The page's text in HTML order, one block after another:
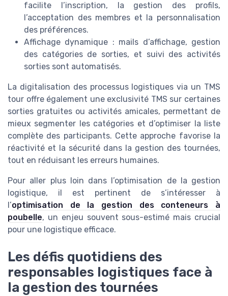
facilite l’inscription, la gestion des profils,
l’acceptation des membres et la personnalisation
des préférences.
Affichage dynamique : mails d’affichage, gestion
des catégories de sorties, et suivi des activités
sorties sont automatisés.
La digitalisation des processus logistiques via un TMS
tour offre également une exclusivité TMS sur certaines
sorties gratuites ou activités amicales, permettant de
mieux segmenter les catégories et d’optimiser la liste
complète des participants. Cette approche favorise la
réactivité et la sécurité dans la gestion des tournées,
tout en réduisant les erreurs humaines.
Pour aller plus loin dans l’optimisation de la gestion
logistique, il est pertinent de s’intéresser à
l’optimisation de la gestion des conteneurs à
poubelle, un enjeu souvent sous-estimé mais crucial
pour une logistique efficace.
Les défis quotidiens des
responsables logistiques face à
la gestion des tournées